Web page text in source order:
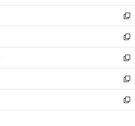
開
く
ウ
で
開
く
ン
ド
ウ
で
開
く
ウ
ィ
ン
ド
ウ
で
開
く
新
し
い
ウ
ィ
ン
ド
ウ
で
開
新
し
い
ウ
ィ
ン
ド
ウ
新
し
い
ウ
ィ
ン
新
し
い
ウ
新
し